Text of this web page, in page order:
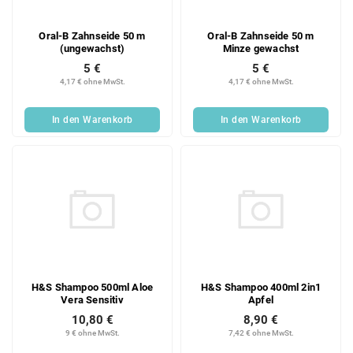
Oral-B Zahnseide 50 m
(ungewachst)
4,17 € ohne MwSt.
5 €
In den Warenkorb
Oral-B Zahnseide 50 m
Minze gewachst
4,17 € ohne MwSt.
5 €
In den Warenkorb
H&S Shampoo 500ml Aloe
Vera Sensitiv
9 € ohne MwSt.
10,80 €
H&S Shampoo 400ml 2in1
Apfel
7,42 € ohne MwSt.
8,90 €